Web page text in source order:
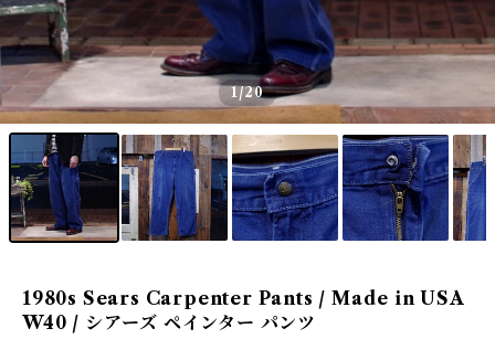
1/20
1980s Sears Carpenter Pants / Made in USA
W40 / シアーズ ペインター パンツ